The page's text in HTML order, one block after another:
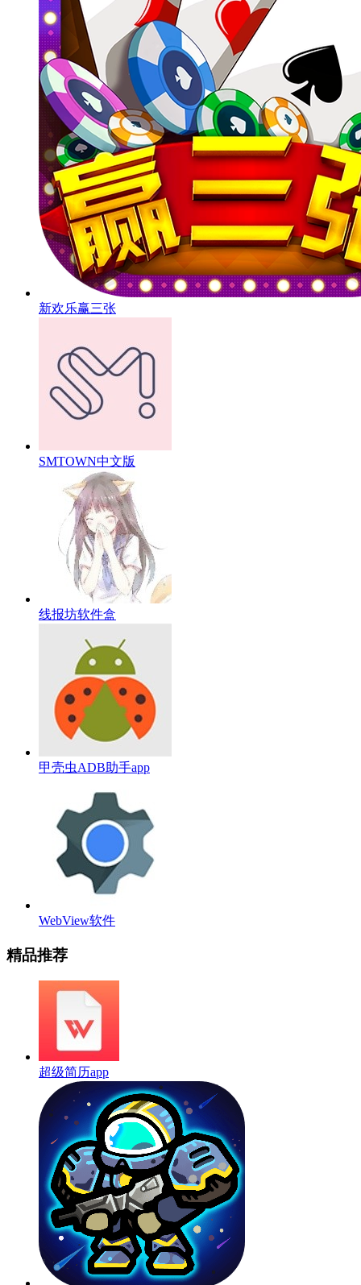
新欢乐赢三张
SMTOWN中文版
线报坊软件盒
甲壳虫ADB助手app
WebView软件
精品推荐
超级简历app